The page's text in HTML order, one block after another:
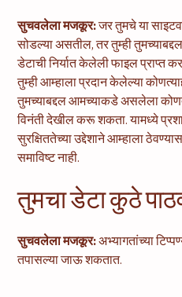
सुचवलेला मजकूर:जर तुमचे या
सोडल्या असतील, तर तुम्ही
डेटाची निर्यात केलेली फाइल प्राप्त
तुम्ही आम्हाला प्रदान केलेल्या
तुमच्याबद्दल आमच्याकडे असलेला
विनंती देखील करू शकता. यामध्ये
सुरक्षिततेच्या उद्देशाने आम्हाला
समाविष्ट नाही.
तुमचा डेटा कुठे
सुचवलेला मजकूर:अभ्यागतांच्या
तपासल्या जाऊ शकतात.